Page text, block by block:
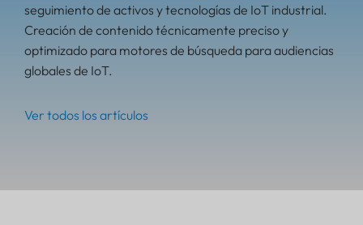
seguimiento de activos y tecnologías de IoT industrial.
Creación de contenido técnicamente preciso y
optimizado para motores de búsqueda para audiencias
globales de IoT.
Ver todos los artículos